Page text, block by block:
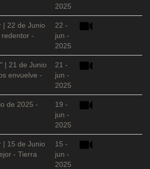
2025
| 22 de Junio
-
22 -
jun -
2025
| 21 de Junio
envuelve -
21 -
jun -
2025
de 2025 -
19 -
jun -
2025
| 15 de Junio
- Tierra
15 -
jun -
2025